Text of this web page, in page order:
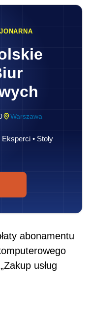
Warszawa
• Stoły
abonamentu
usług